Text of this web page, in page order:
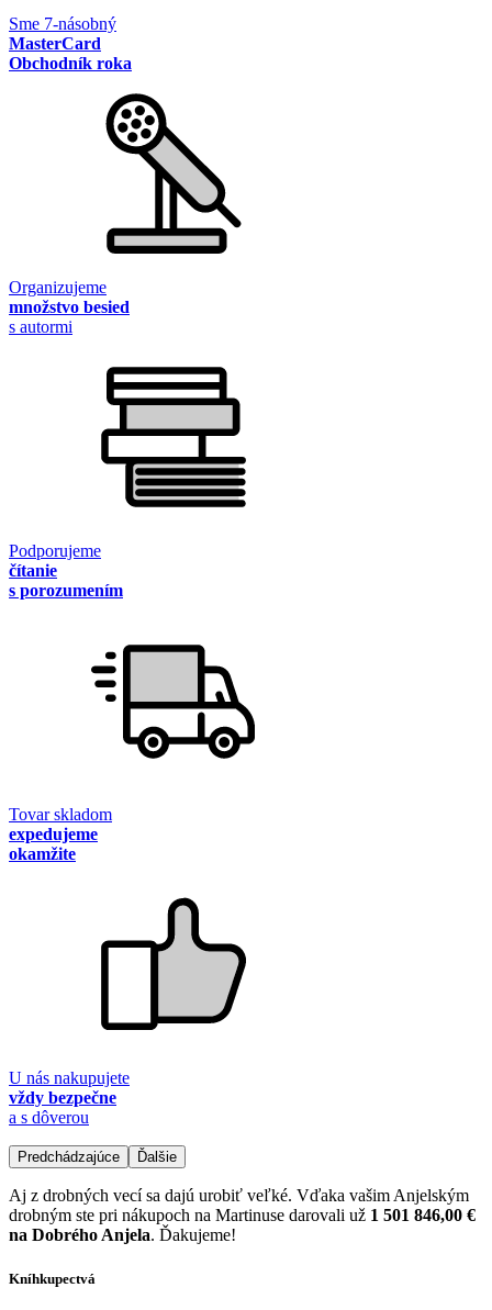
Sme 7-násobný
MasterCard
Obchodník roka
Organizujeme
množstvo besied
s autormi
Podporujeme
čítanie
s porozumením
Tovar skladom
expedujeme
okamžite
U nás nakupujete
vždy bezpečne
a s dôverou
Predchádzajúce Ďalšie
Aj z drobných vecí sa dajú urobiť veľké. Vďaka vašim Anjelským
drobným ste pri nákupoch na Martinuse darovali už 1 501 846,00 €
na Dobrého Anjela. Ďakujeme!
Kníhkupectvá